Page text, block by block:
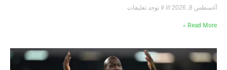
أغسطس 8, 2026 لا توجد تعليقات
Read More »